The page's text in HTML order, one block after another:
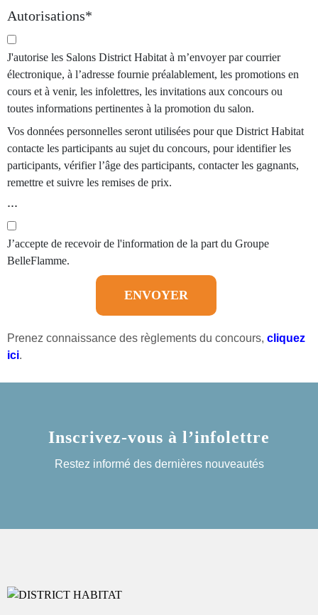
Autorisations*
J'autorise les Salons District Habitat à m’envoyer par courrier
électronique, à l’adresse fournie préalablement, les promotions en
cours et à venir, les infolettres, les invitations aux concours ou
toutes informations pertinentes à la promotion du salon.
Vos données personnelles seront utilisées pour que District Habitat
contacte les participants au sujet du concours, pour identifier les
participants, vérifier l’âge des participants, contacter les gagnants,
remettre et suivre les remises de prix.
...
J’accepte de recevoir de l'information de la part du Groupe
BelleFlamme.
Prenez connaissance des règlements du concours, cliquez
ici.
Inscrivez-vous à l’infolettre
Restez informé des dernières nouveautés